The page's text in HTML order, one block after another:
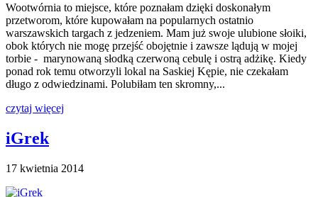
Wootwórnia to miejsce, które poznałam dzięki doskonałym
przetworom, które kupowałam na popularnych ostatnio
warszawskich targach z jedzeniem. Mam już swoje ulubione słoiki,
obok których nie mogę przejść obojętnie i zawsze lądują w mojej
torbie - marynowaną słodką czerwoną cebulę i ostrą adżikę. Kiedy
ponad rok temu otworzyli lokal na Saskiej Kępie, nie czekałam
długo z odwiedzinami. Polubiłam ten skromny,...
czytaj więcej
iGrek
17 kwietnia 2014